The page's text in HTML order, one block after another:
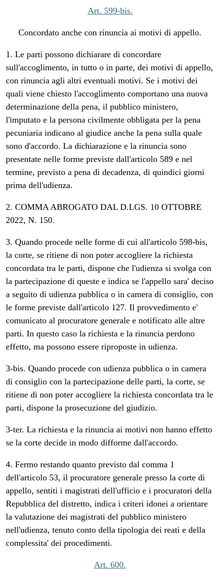
Art. 599-bis.
Concordato anche con rinuncia ai motivi di appello.
1. Le parti possono dichiarare di concordare
sull'accoglimento, in tutto o in parte, dei motivi di appello,
con rinuncia agli altri eventuali motivi. Se i motivi dei
quali viene chiesto l'accoglimento comportano una nuova
determinazione della pena, il pubblico ministero,
l'imputato e la persona civilmente obbligata per la pena
pecuniaria indicano al giudice anche la pena sulla quale
sono d'accordo. La dichiarazione e la rinuncia sono
presentate nelle forme previste dall'articolo 589 e nel
termine, previsto a pena di decadenza, di quindici giorni
prima dell'udienza.
2. COMMA ABROGATO DAL D.LGS. 10 OTTOBRE
2022, N. 150.
3. Quando procede nelle forme di cui all'articolo 598-bis,
la corte, se ritiene di non poter accogliere la richiesta
concordata tra le parti, dispone che l'udienza si svolga con
la partecipazione di queste e indica se l'appello sara' deciso
a seguito di udienza pubblica o in camera di consiglio, con
le forme previste dall'articolo 127. Il provvedimento e'
comunicato al procuratore generale e notificato alle altre
parti. In questo caso la richiesta e la rinuncia perdono
effetto, ma possono essere riproposte in udienza.
3-bis. Quando procede con udienza pubblica o in camera
di consiglio con la partecipazione delle parti, la corte, se
ritiene di non poter accogliere la richiesta concordata tra le
parti, dispone la prosecuzione del giudizio.
3-ter. La richiesta e la rinuncia ai motivi non hanno effetto
se la corte decide in modo difforme dall'accordo.
4. Fermo restando quanto previsto dal comma 1
dell'articolo 53, il procuratore generale presso la corte di
appello, sentiti i magistrati dell'ufficio e i procuratori della
Repubblica del distretto, indica i criteri idonei a orientare
la valutazione dei magistrati del pubblico ministero
nell'udienza, tenuto conto della tipologia dei reati e della
complessita' dei procedimenti.
Art. 600.